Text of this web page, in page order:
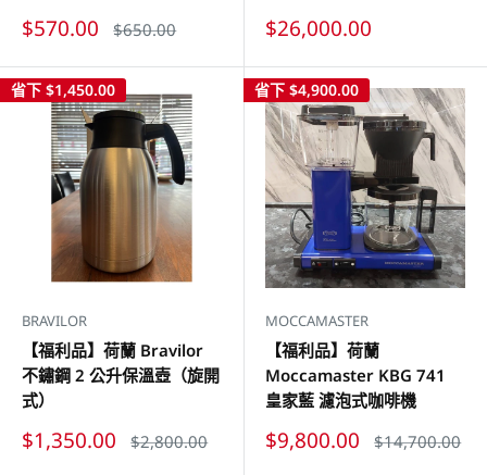
特
價
$570.00 原
$650.00 特
價
$26,000.00
省下 $1,450.00
BRAVILOR
【福利品】荷蘭 Bravilor
不鏽鋼 2 公升保溫壺（旋開
式）
特
價
$1,350.00 原
$2,800.00
省下 $4,900.00
MOCCAMASTER
【福利品】荷蘭
Moccamaster KBG 741
皇家藍 濾泡式咖啡機
特
價
$9,800.00 原
$14,700.00